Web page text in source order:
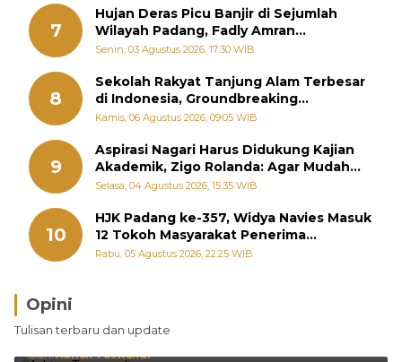
7
Hujan Deras Picu Banjir di Sejumlah
Wilayah Padang, Fadly Amran
Perintahkan OPD Siaga
Senin, 03 Agustus 2026, 17:30 WIB
8
Sekolah Rakyat Tanjung Alam Terbesar
di Indonesia, Groundbreaking
September
Kamis, 06 Agustus 2026, 09:05 WIB
9
Aspirasi Nagari Harus Didukung Kajian
Akademik, Zigo Rolanda: Agar Mudah
Diperjuangkan di Kementerian
Selasa, 04 Agustus 2026, 15:35 WIB
10
HJK Padang ke-357, Widya Navies Masuk
12 Tokoh Masyarakat Penerima
Penghargaan Pemko Padang
Rabu, 05 Agustus 2026, 22:25 WIB
Opini
Tulisan terbaru dan update
Brasil Lebih Diunggulkan, tetapi Jepang Selalu
Punya Cara Membuat Kejutan
Oleh:Adrian Tuswandi